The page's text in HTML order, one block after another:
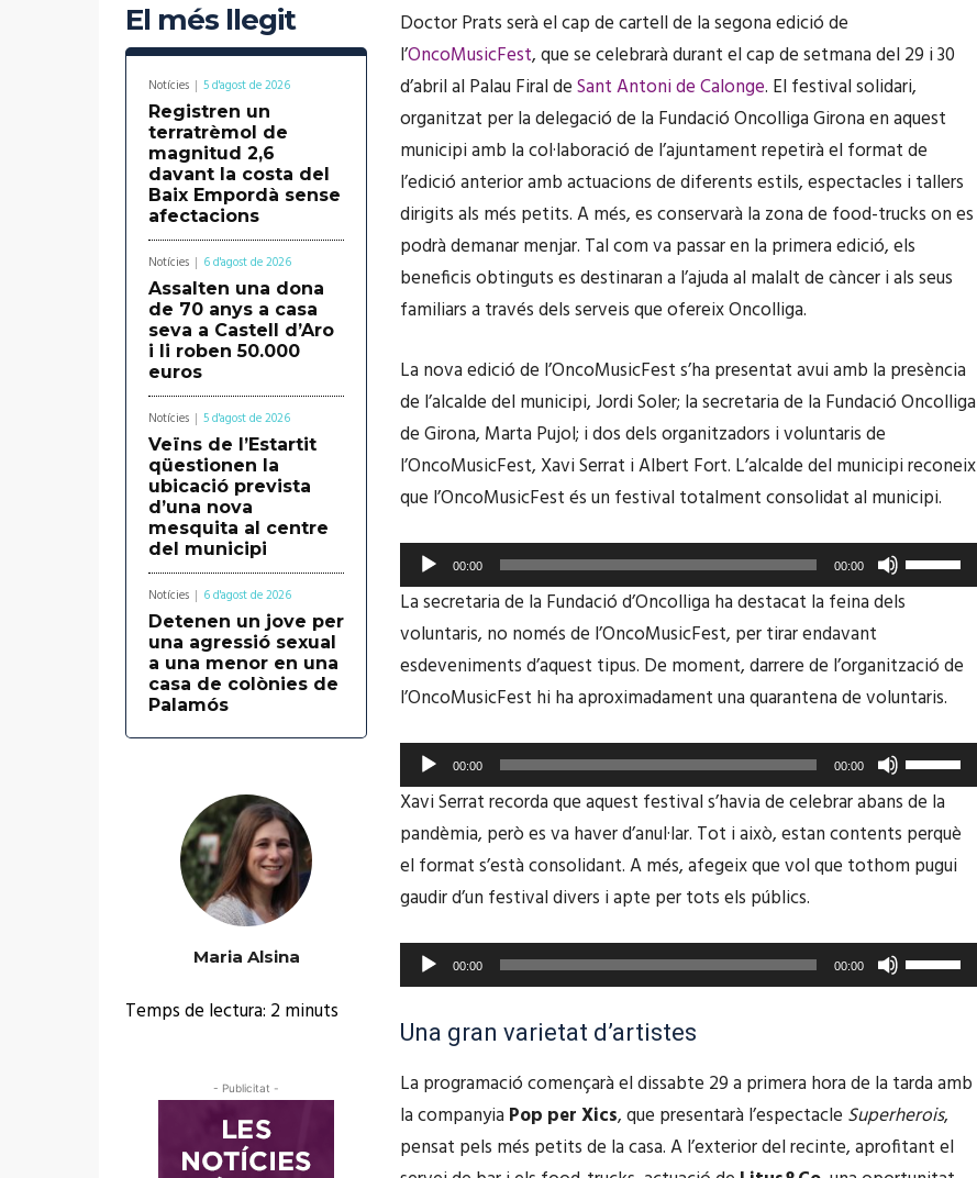
El més llegit
Notícies 5 d'agost de 2026
Registren un
terratrèmol de
magnitud 2,6
davant la costa del
Baix Empordà sense
afectacions
Notícies 6 d'agost de 2026
Assalten una dona
de 70 anys a casa
seva a Castell d’Aro
i li roben 50.000
euros
Notícies 5 d'agost de 2026
Veïns de l’Estartit
qüestionen la
ubicació prevista
d’una nova
mesquita al centre
del municipi
Notícies 6 d'agost de 2026
Detenen un jove per
una agressió sexual
a una menor en una
casa de colònies de
Palamós
Maria Alsina
Temps de lectura: 2minuts
- Publicitat -
Doctor Prats serà el cap de cartell de la segona edició de
l’OncoMusicFest, que se celebrarà durant el cap de setmana del 29 i 30
d’abril al Palau Firal deSant Antoni de Calonge. El festival solidari,
organitzat per la delegació de la Fundació Oncolliga Girona en aquest
municipi amb la col·laboració de l’ajuntament repetirà el format de
l’edició anterior amb actuacions de diferents estils, espectacles i tallers
dirigits als més petits. A més, es conservarà la zona de food-trucks on es
podrà demanar menjar. Tal com va passar en la primera edició, els
beneficis obtinguts es destinaran a l’ajuda al malalt de càncer i als seus
familiars a través dels serveis que ofereix Oncolliga.
La nova edició de l’OncoMusicFest s’ha presentat avui amb la presència
de l’alcalde del municipi, Jordi Soler; la secretaria de la Fundació Oncolliga
de Girona, Marta Pujol; i dos dels organitzadors i voluntaris de
l’OncoMusicFest, Xavi Serrat i Albert Fort. L’alcalde del municipi reconeix
que l’OncoMusicFest és un festival totalment consolidat al municipi.
e
o
u
c
t
o
r
d
'
d
o
00:00 00:00
F
e
v
r
l
e
t
e
La secretaria de la Fundació d’Oncolliga ha destacat la feina dels
voluntaris, no només de l’OncoMusicFest, per tirar endavant
esdeveniments d’aquest tipus. De moment, darrere de l’organització de
l’OncoMusicFest hi ha aproximadament una quarantena de voluntaris.
e
r
d
u
c
o
r
d
'
à
00:00 00:00
F
e
v
e
s
t
e
Xavi Serrat recorda que aquest festival s’havia de celebrar abans de la
pandèmia, però es va haver d’anul·lar. Tot i això, estan contents perquè
el format s’està consolidant. A més, afegeix que vol que tothom pugui
gaudir d’un festival divers i apte per tots els públics.
e
p
o
d
u
00:00 00:00
F
e
e
r
v
Una gran varietat d’artistes
La programació començarà el dissabte 29 a primera hora de la tarda amb
la companyia Pop per Xics, que presentarà l’espectacle Superherois,
pensat pels més petits de la casa. A l’exterior del recinte, aprofitant el